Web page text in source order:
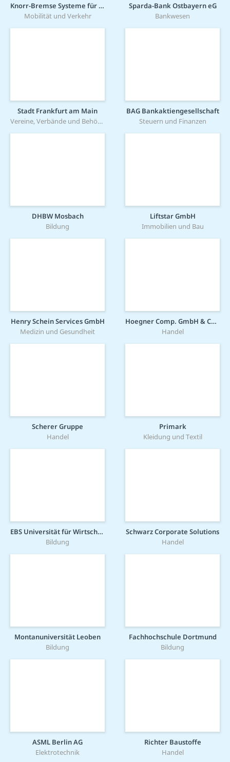
Knorr-Bremse Systeme für Schienenfahrzeuge GmbH
Mobilität und Verkehr
Sparda-Bank Ostbayern eG
Bankwesen
Stadt Frankfurt am Main
Vereine, Verbände und Behörden
BAG Bankaktiengesellschaft
Steuern und Finanzen
DHBW Mosbach
Bildung
Liftstar GmbH
Immobilien und Bau
Henry Schein Services GmbH
Medizin und Gesundheit
Hoegner Comp. GmbH & Co. KG
Handel
Scherer Gruppe
Handel
Primark
Kleidung und Textil
EBS Universität für Wirtschaft und Recht gGmbH
Bildung
Schwarz Corporate Solutions
Handel
Montanuniversität Leoben
Bildung
Fachhochschule Dortmund
Bildung
ASML Berlin AG
Elektrotechnik
Richter Baustoffe
Handel